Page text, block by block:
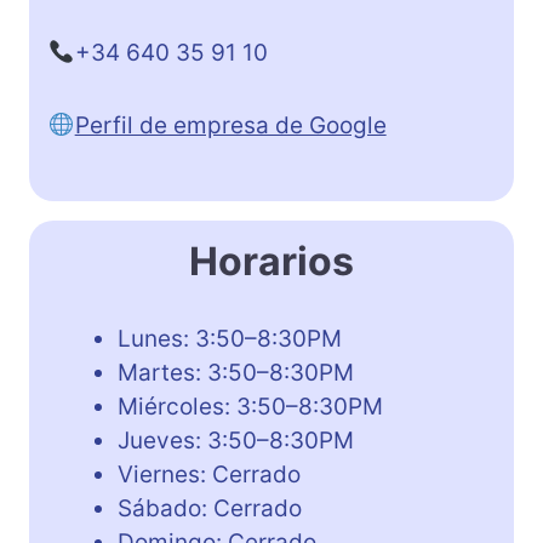
+34 640 35 91 10
Perfil de empresa de Google
Horarios
Lunes: 3:50–8:30PM
Martes: 3:50–8:30PM
Miércoles: 3:50–8:30PM
Jueves: 3:50–8:30PM
Viernes: Cerrado
Sábado: Cerrado